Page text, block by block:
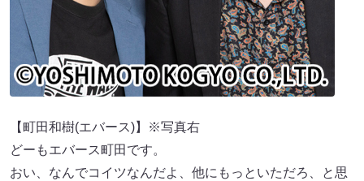
【町田和樹(エバース)】※写真右
どーもエバース町田です。
おい、なんでコイツなんだよ、他にもっといただろ、と思